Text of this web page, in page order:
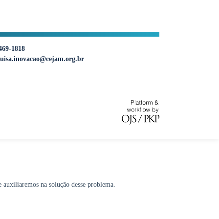
1818
auxiliaremos na solução desse problema.